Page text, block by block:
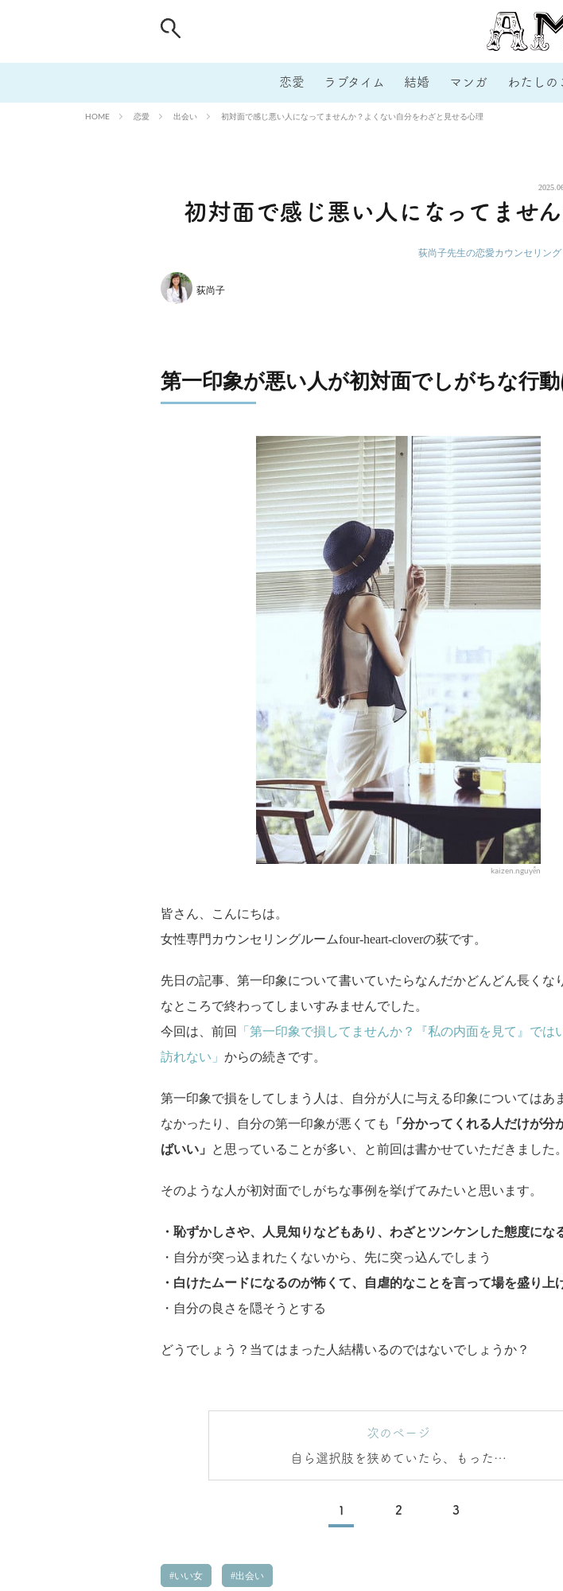
恋愛 ラブタイム 結婚 マンガ わたしの
HOME 恋愛 出会い 初対面で感じ悪い人になってませんか？よくない自分をわざと見せる心理
初対面で感じ悪い人になってませ
荻尚子先生の恋愛カウンセリン
荻尚子
第一印象が悪い人が初対面でしがちな行動
kaizen.nguyễn
皆さん、こんにちは。
女性専門カウンセリングルームfour-heart-cloverの荻です。
先日の記事、第一印象について書いていたらなんだかどんどん長くな
なところで終わってしまいすみませんでした。
今回は、前回
「第一印象で損してませんか？『私の内面を見て』では
訪れない」 からの続きです。
第一印象で損をしてしまう人は、自分が人に与える印象についてはあ
なかったり、自分の第一印象が悪くても
「分かってくれる人だけが分
ばいい」
と思っていることが多い、と前回は書かせていただきました。
そのような人が初対面でしがちな事例を挙げてみたいと思います。
・恥ずかしさや、人見知りなどもあり、わざとツンケンした態度にな
・自分が突っ込まれたくないから、先に突っ込んでしまう
・白けたムードになるのが怖くて、自虐的なことを言って場を盛り上
・自分の良さを隠そうとする
どうでしょう？当てはまった人結構いるのではないでしょうか？
次のページ
自ら選択肢を狭めていたら、もったい
ない！
1 2 3
いい女 出会い